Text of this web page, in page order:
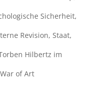
Sicherheit,
Revision, Staat,
Hilbertz im
War of Art